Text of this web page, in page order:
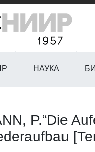
НАУКА
P.“Die